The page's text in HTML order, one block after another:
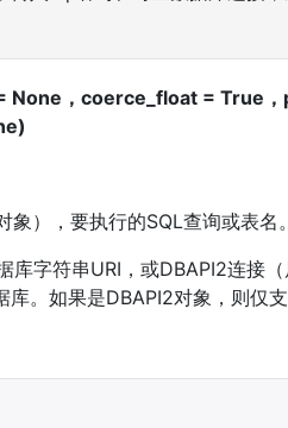
，coerce_float = True
），要执行的SQL查询或表名。
字符串URI，或DBAPI2连接（
。如果是DBAPI2对象，则仅支